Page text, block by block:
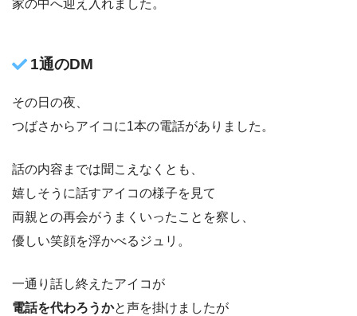
家の中へ迎え入れました。
1通のDM
その日の夜、
つばさからアイコに1本の電話がありました。
話の内容までは聞こえなくとも、
嬉しそうに話すアイコの様子を見て
両親との再会がうまくいったことを察し、
優しい笑顔を浮かべるジュリ。
一通り話し終えたアイコが
電話を代わろうかと声を掛けましたが